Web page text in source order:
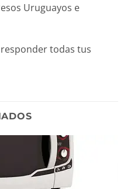
Uruguayos e
responder todas tus